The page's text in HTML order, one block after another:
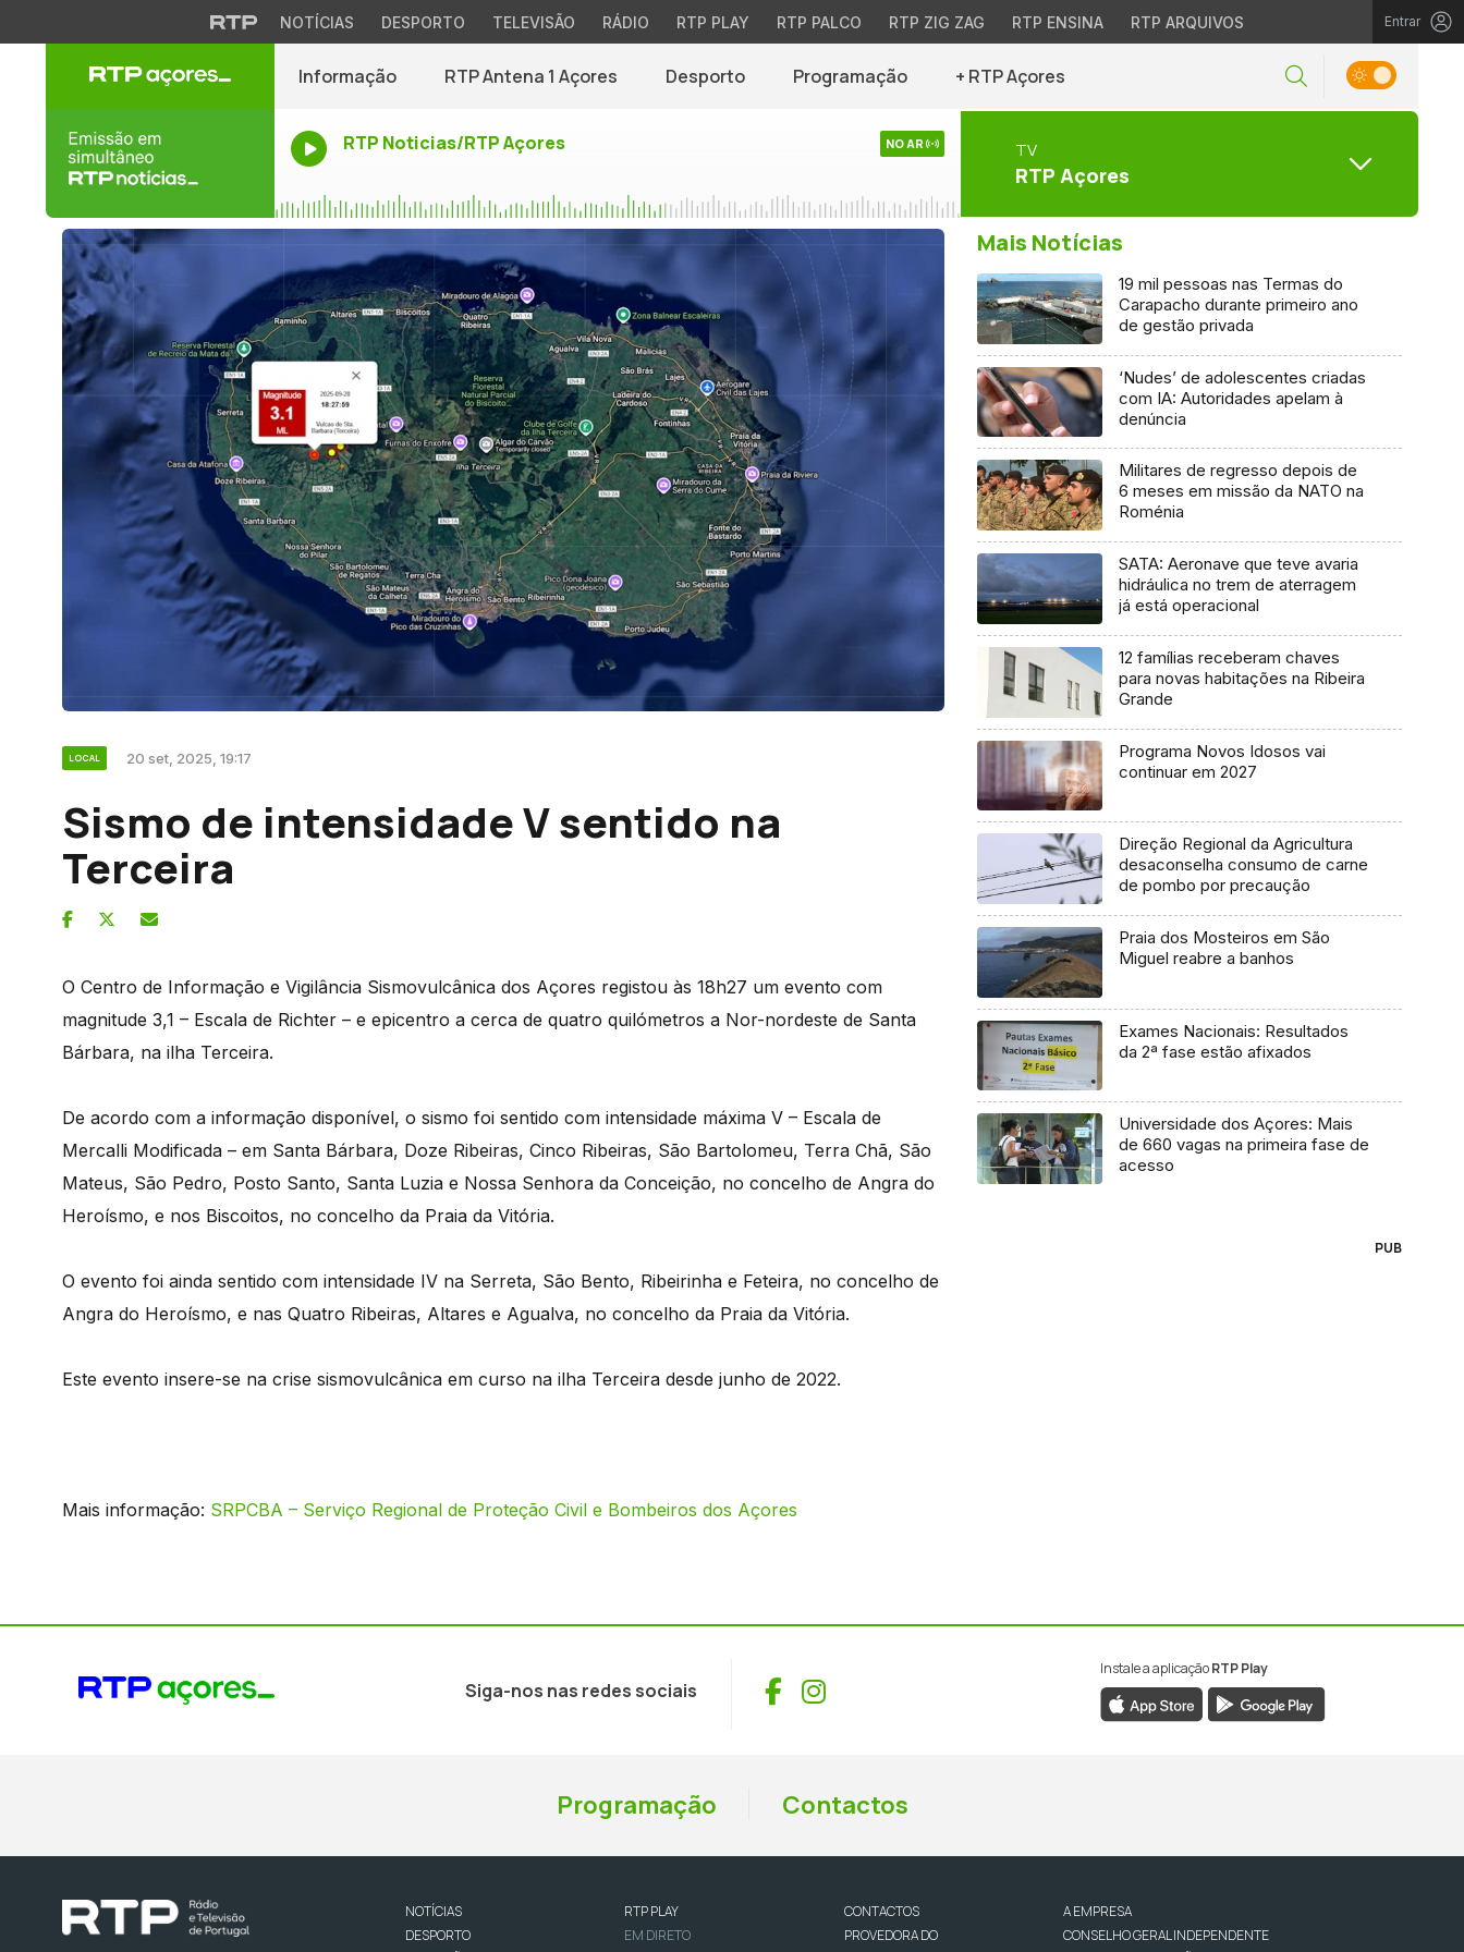
NOTÍCIAS DESPORTO TELEVISÃO RÁDIO RTP PLAY RTP PALCO RTP ZIG ZAG RTP ENSINA RTP ARQUIVOS Entrar
Informação RTP Antena 1 Açores Desporto Programação + RTP Açores
RTP Noticias/RTP Açores NO AR TV
RTP Açores
LOCAL 20 set, 2025, 19:17
Sismo de intensidade V sentido na
Terceira
O Centro de Informação e Vigilância Sismovulcânica dos Açores registou às 18h27 um evento com
magnitude 3,1 – Escala de Richter – e epicentro a cerca de quatro quilómetros a Nor-nordeste de Santa
Bárbara, na ilha Terceira.
De acordo com a informação disponível, o sismo foi sentido com intensidade máxima V – Escala de
Mercalli Modificada – em Santa Bárbara, Doze Ribeiras, Cinco Ribeiras, São Bartolomeu, Terra Chã, São
Mateus, São Pedro, Posto Santo, Santa Luzia e Nossa Senhora da Conceição, no concelho de Angra do
Heroísmo, e nos Biscoitos, no concelho da Praia da Vitória.
O evento foi ainda sentido com intensidade IV na Serreta, São Bento, Ribeirinha e Feteira, no concelho de
Angra do Heroísmo, e nas Quatro Ribeiras, Altares e Agualva, no concelho da Praia da Vitória.​
Este evento insere-se na crise sismovulcânica em curso na ilha Terceira desde junho de 2022.
Mais informação: SRPCBA – Serviço Regional de Proteção Civil e Bombeiros dos Açores
Mais Notícias
19 mil pessoas nas Termas do
Carapacho durante primeiro ano
de gestão privada
‘Nudes’ de adolescentes criadas
com IA: Autoridades apelam à
denúncia
Militares de regresso depois de
6 meses em missão da NATO na
Roménia
SATA: Aeronave que teve avaria
hidráulica no trem de aterragem
já está operacional
12 famílias receberam chaves
para novas habitações na Ribeira
Grande
Programa Novos Idosos vai
continuar em 2027
Direção Regional da Agricultura
desaconselha consumo de carne
de pombo por precaução
Praia dos Mosteiros em São
Miguel reabre a banhos
Exames Nacionais: Resultados
da 2ª fase estão afixados
Universidade dos Açores: Mais
de 660 vagas na primeira fase de
acesso
PUB
Siga-nos nas redes sociais Facebook
Instagram
Instale a aplicaçãoRTP Play
Programação Contactos
NOTÍCIAS
DESPORTO
RTP PLAY
EM DIRETO
CONTACTOS
PROVEDORA DO
A EMPRESA
CONSELHO GERAL INDEPENDENTE